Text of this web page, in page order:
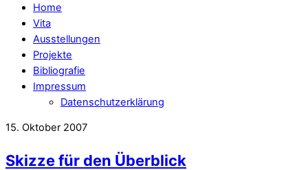
Home
Vita
Ausstellungen
Projekte
Bibliografie
Impressum
Datenschutzerklärung
15. Oktober 2007
Skizze für den Überblick